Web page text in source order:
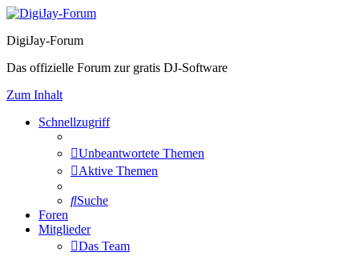
DigiJay-Forum
Das offizielle Forum zur gratis DJ-Software
Zum Inhalt
Schnellzugriff
Unbeantwortete Themen
Aktive Themen
Suche
Foren
Mitglieder
Das Team